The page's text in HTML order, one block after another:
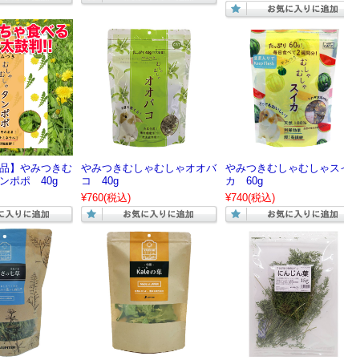
】やみつきむ
ンポポ 40g
やみつきむしゃむしゃオオバ
コ 40g
¥760(税込)
やみつきむしゃむしゃス
カ 60g
¥740(税込)